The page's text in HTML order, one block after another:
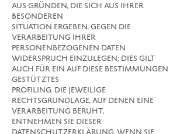
AUS GRÜNDEN, DIE SICH AUS IHRER
BESONDEREN
SITUATION ERGEBEN, GEGEN DIE
VERARBEITUNG IHRER
PERSONENBEZOGENEN DATEN
WIDERSPRUCH EINZULEGEN; DIES GILT
AUCH FÜR EIN AUF DIESE BESTIMMUNGEN
GESTÜTZTES
PROFILING. DIE JEWEILIGE
RECHTSGRUNDLAGE, AUF DENEN EINE
VERARBEITUNG BERUHT,
ENTNEHMEN SIE DIESER
DATENSCHUTZERKLÄRUNG. WENN SIE